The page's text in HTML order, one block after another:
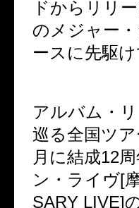
ドからリリ
のメジャー
ースに先駆
アルバム・
巡る全国ツア
月に結成12
ン・ライヴ[
SARY LIVE]